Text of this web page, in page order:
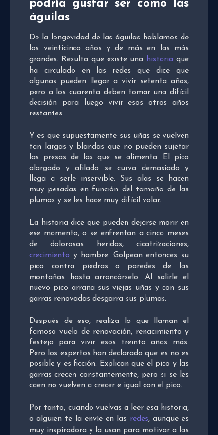
podría gustar ser como las
águilas
De la longevidad de las águilas hablamos de
los veinticinco años y de más en las más
grandes. Resulta que existe una
historiaque
ha circulado en las redes que dice que
algunas pueden llegar a vivir setenta años,
pero a los cuarenta deben tomar una difícil
decisión para luego vivir esos otros años
restantes.
Y es que supuestamente sus uñas se vuelven
tan largas y blandas que no pueden sujetar
las presas de las que se alimenta. El pico
alargado y afilado se curva demasiado y
llega a serle inservible. Sus alas se hacen
muy pesadas en función del tamaño de las
plumas y se les hace muy difícil volar.
La historia dice que pueden dejarse morir en
ese momento, o se enfrentan a cinco meses
de dolorosas heridas, cicatrizaciones,
crecimiento y hambre. Golpean entonces su
pico contra piedras o paredes de las
montañas hasta arrancárselo. Al salirle el
nuevo pico arrana sus viejas uñas y con sus
garras renovadas desgarra sus plumas.
Después de eso, realiza lo que llaman el
famoso vuelo de renovación, renacimiento y
festejo para vivir esos treinta años más.
Pero los expertos han declarado que es no es
posible y es ficción. Explican que el pico y las
garras crecen constantemente, pero si se les
caen no vuelven a crecer e igual con el pico.
Por tanto, cuando vuelvas a leer esa historia,
o alguien te la envíe en las redes, aunque es
muy inspiradora y la usan para motivar a las